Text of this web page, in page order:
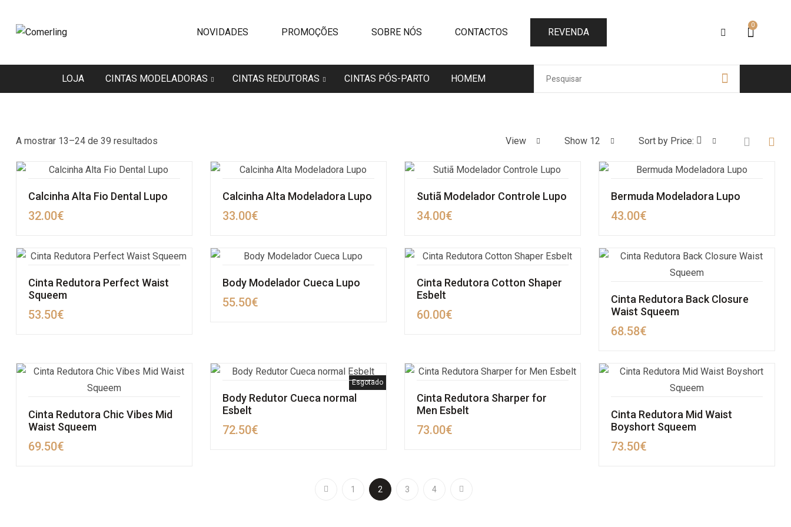
NOVIDADES PROMOÇÕES SOBRE NÓS CONTACTOS REVENDA
0
LOJA CINTAS MODELADORAS CINTAS REDUTORAS CINTAS PÓS-PARTO HOMEM
A mostrar 13–24 de 39 resultados View Show 12 Sort by Price:
Calcinha Alta Fio Dental Lupo
32.00€
Calcinha Alta Modeladora Lupo
33.00€
Sutiã Modelador Controle Lupo
34.00€
Bermuda Modeladora Lupo
43.00€
Cinta Redutora Perfect Waist
Squeem
53.50€
Body Modelador Cueca Lupo
55.50€
Cinta Redutora Cotton Shaper
Esbelt
60.00€
Cinta Redutora Back Closure
Waist Squeem
68.58€
Cinta Redutora Chic Vibes Mid
Waist Squeem
69.50€
Esgotado
Body Redutor Cueca normal
Esbelt
72.50€
Cinta Redutora Sharper for
Men Esbelt
73.00€
Cinta Redutora Mid Waist
Boyshort Squeem
73.50€
1 2 3 4